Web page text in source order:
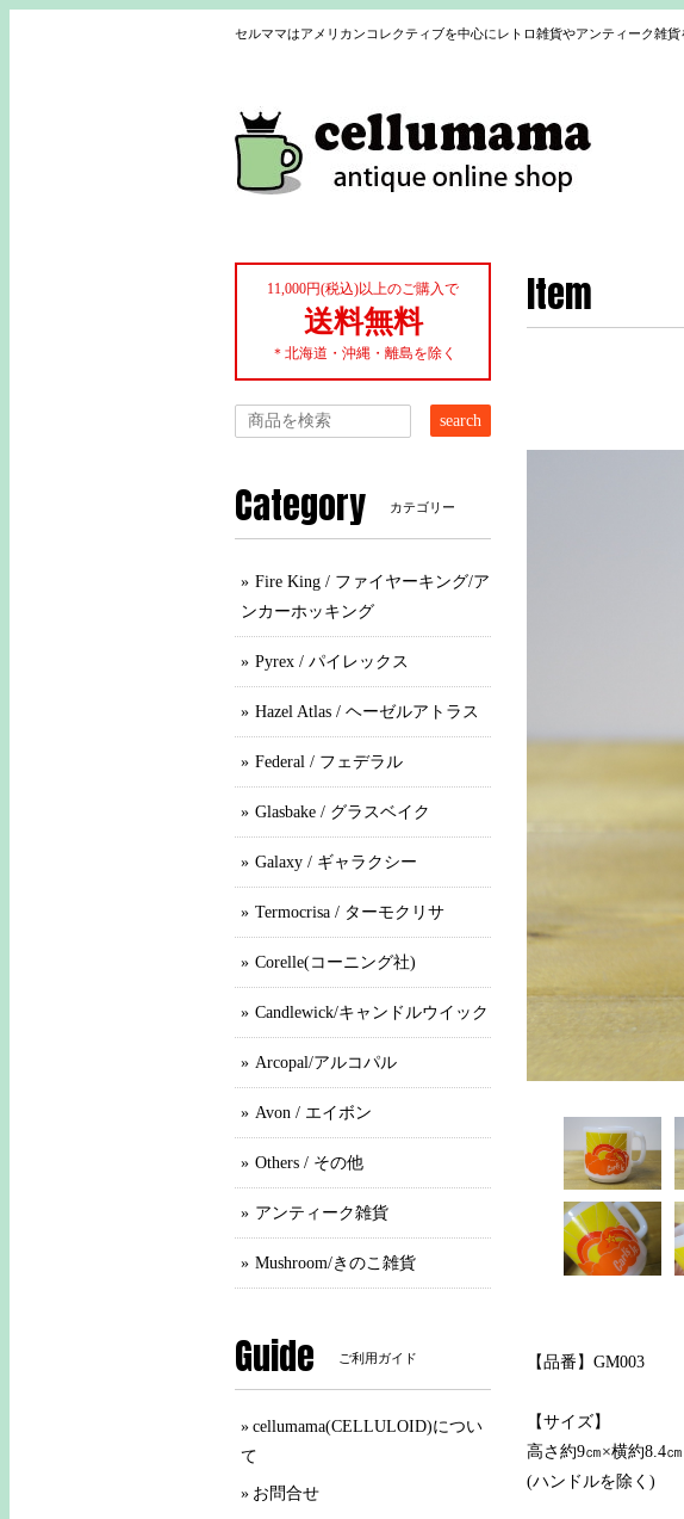
セルママはアメリカンコレクティブを中心にレトロ雑貨やアンティーク雑
Item
【品番】GM003
【サイズ】
高さ約9㎝×横約8.4㎝
(ハンドルを除く)
11,000円(税込)以上のご購入で
送料無料
＊北海道・沖縄・離島を除く
search
Category カテゴリー
Fire King / ファイヤーキング/ア
ンカーホッキング
Pyrex / パイレックス
Hazel Atlas / ヘーゼルアトラス
Federal / フェデラル
Glasbake / グラスベイク
Galaxy / ギャラクシー
Termocrisa / ターモクリサ
Corelle(コーニング社)
Candlewick/キャンドルウイック
Arcopal/アルコパル
Avon / エイボン
Others / その他
アンティーク雑貨
Mushroom/きのこ雑貨
Guide ご利用ガイド
cellumama(CELLULOID)につい
て
お問合せ